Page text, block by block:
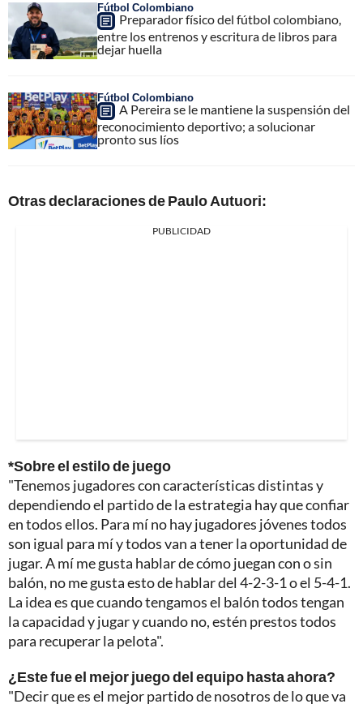
Fútbol Colombiano
Preparador físico del fútbol colombiano,
entre los entrenos y escritura de libros para
dejar huella
Fútbol Colombiano
A Pereira se le mantiene la suspensión del
reconocimiento deportivo; a solucionar
pronto sus líos
Otras declaraciones de Paulo Autuori:
PUBLICIDAD
*Sobre el estilo de juego
"Tenemos jugadores con características distintas y
dependiendo el partido de la estrategia hay que confiar
en todos ellos. Para mí no hay jugadores jóvenes todos
son igual para mí y todos van a tener la oportunidad de
jugar. A mí me gusta hablar de cómo juegan con o sin
balón, no me gusta esto de hablar del 4-2-3-1 o el 5-4-1.
La idea es que cuando tengamos el balón todos tengan
la capacidad y jugar y cuando no, estén prestos todos
para recuperar la pelota".
¿Este fue el mejor juego del equipo hasta ahora?
"Decir que es el mejor partido de nosotros de lo que va